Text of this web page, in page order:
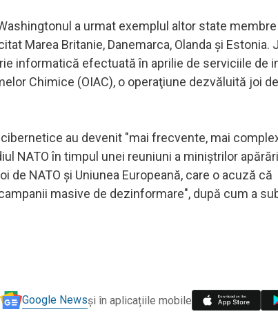
a urmat exemplul altor state
Marea Britanie, Danemarca, Olanda şi Estonia.
informatică efectuată în aprilie de serviciile de
Chimice (OIAC), o operaţiune dezvăluită joi
au devenit "mai frecvente, mai
NATO în timpul unei reuniuni a miniştrilor
NATO şi Uniunea Europeană, care o acuză că
masive de dezinformare", după cum a
Google Newsși în aplicațiile mobile